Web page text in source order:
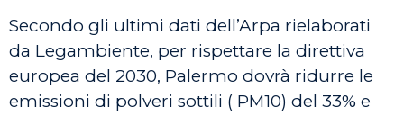
Secondo gli ultimi dati dell’Arpa rielaborati
da Legambiente, per rispettare la direttiva
europea del 2030, Palermo dovrà ridurre le
emissioni di polveri sottili ( PM10) del 33% e